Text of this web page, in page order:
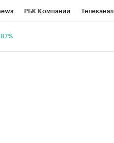
РБК Компании Телеканал